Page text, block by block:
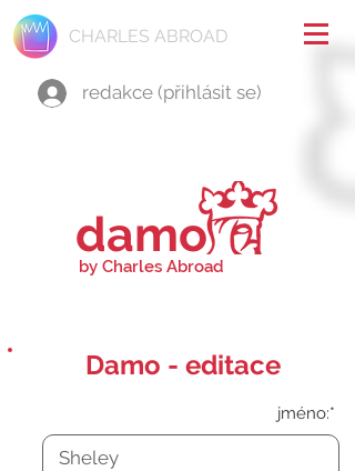
CHARLES ABROAD
redakce (přihlásit se)
damo
by Charles Abroad
Damo - editace
jméno:*